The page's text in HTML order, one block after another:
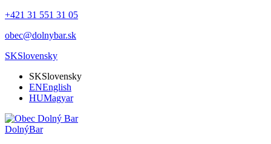
+421 31 551 31 05
obec@dolnybar.sk
SKSlovensky
SKSlovensky
ENEnglish
HUMagyar
DolnýBar